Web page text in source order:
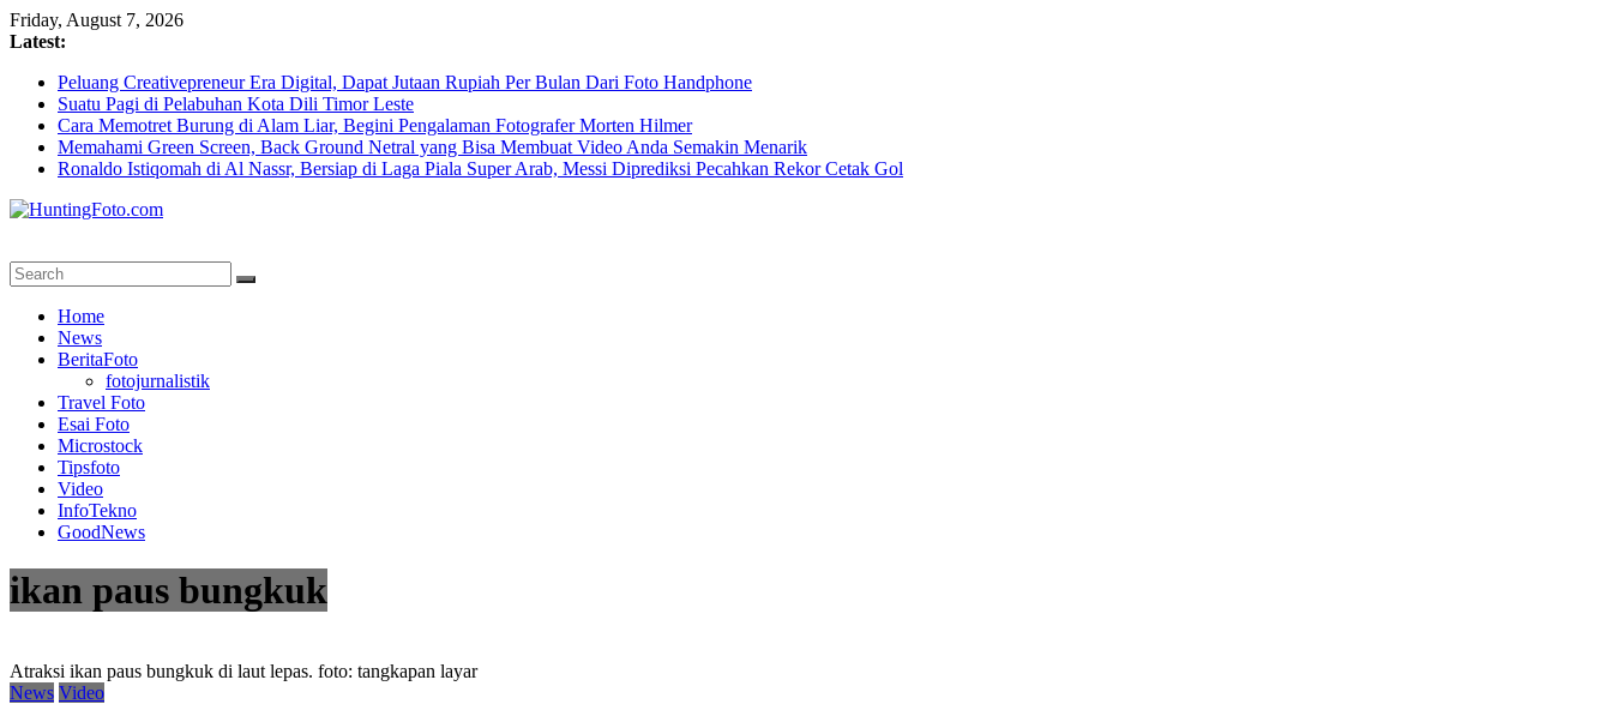
Skip
to
Friday, August 7, 2026
Latest:
Peluang Creativepreneur Era Digital, Dapat Jutaan Rupiah Per Bulan Dari Foto Handphone
Suatu Pagi di Pelabuhan Kota Dili Timor Leste
Cara Memotret Burung di Alam Liar, Begini Pengalaman Fotografer Morten Hilmer
Memahami Green Screen, Back Ground Netral yang Bisa Membuat Video Anda Semakin Menarik
Ronaldo Istiqomah di Al Nassr, Bersiap di Laga Piala Super Arab, Messi Diprediksi Pecahkan Rekor Cetak Gol
Berita
Fotografi
Terpercaya
Home
News
BeritaFoto
fotojurnalistik
Travel Foto
Esai Foto
Microstock
Tipsfoto
Video
InfoTekno
GoodNews
ikan paus bungkuk
Atraksi ikan paus bungkuk di laut lepas. foto: tangkapan layar
News Video